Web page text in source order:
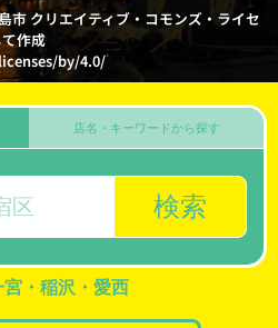
市 クリエイティブ・コモンズ・ライセ
作成
by/4.0/
検索
店名・キーワードから探す
宮・稲沢・愛西